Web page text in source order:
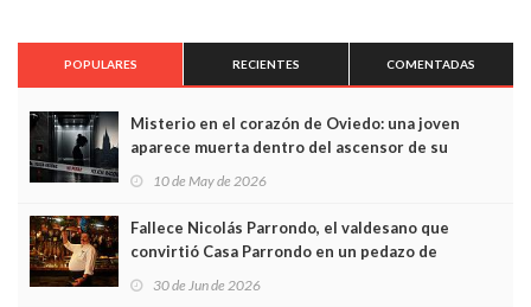
POPULARES RECIENTES COMENTADAS
Misterio en el corazón de Oviedo: una joven
aparece muerta dentro del ascensor de su
edificio y las cámaras captan sus últimos minutos
10 de May de 2026
Fallece Nicolás Parrondo, el valdesano que
convirtió Casa Parrondo en un pedazo de
Asturias en Madrid
30 de Jun de 2026